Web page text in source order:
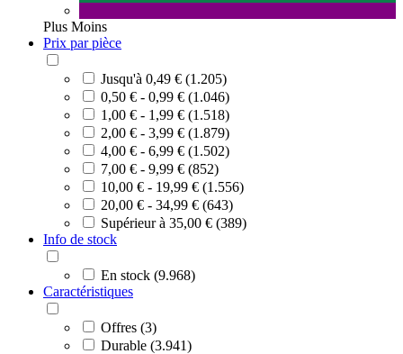
Plus Moins
Prix par pièce
Jusqu'à 0,49 € (1.205)
0,50 € - 0,99 € (1.046)
1,00 € - 1,99 € (1.518)
2,00 € - 3,99 € (1.879)
4,00 € - 6,99 € (1.502)
7,00 € - 9,99 € (852)
10,00 € - 19,99 € (1.556)
20,00 € - 34,99 € (643)
Supérieur à 35,00 € (389)
Info de stock
En stock (9.968)
Caractéristiques
Offres (3)
Durable (3.941)